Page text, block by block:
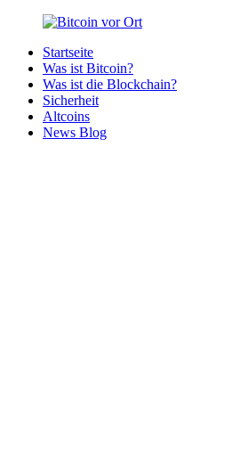
Zurück
Inhalt
Bitcoin
Bitcoins
deiner
Region
Startseite
Was ist Bitcoin?
Was ist die Blockchain?
Sicherheit
Altcoins
News Blog